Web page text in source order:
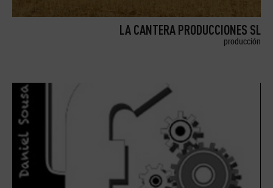
LA CANTERA PRODUCCIONES SL
producción